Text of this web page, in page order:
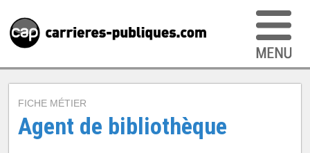
FICHE MÉTIER
Agent de bibliothèque